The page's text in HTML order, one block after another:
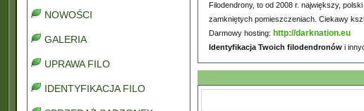
NOWOŚCI
GALERIA
UPRAWA FILO
IDENTYFIKACJA FILO
Filodendrony, to od 2008 r. największy,
zamkniętych pomieszczeniach. Ciekawy
Darmowy hosting: http://darknation.eu
Identyfikacja Twoich filodendronów i